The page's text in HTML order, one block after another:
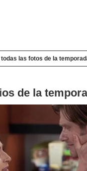
todas las fotos de la
de la